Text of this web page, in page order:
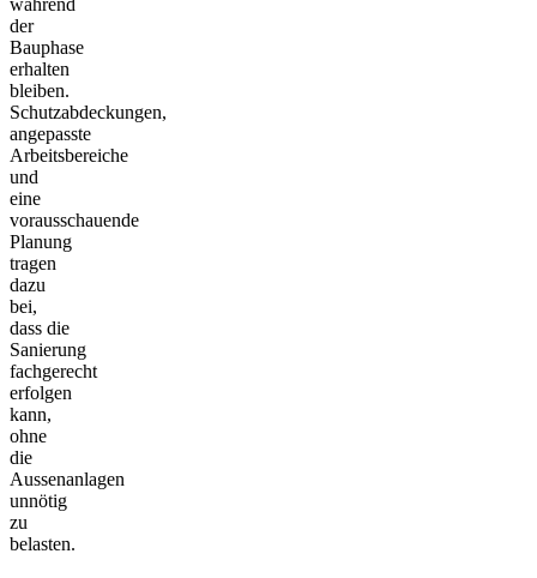
während
der
Bauphase
erhalten
bleiben.
Schutzabdeckungen,
angepasste
Arbeitsbereiche
und
eine
vorausschauende
Planung
tragen
dazu
bei,
dass die
Sanierung
fachgerecht
erfolgen
kann,
ohne
die
Aussenanlagen
unnötig
zu
belasten.